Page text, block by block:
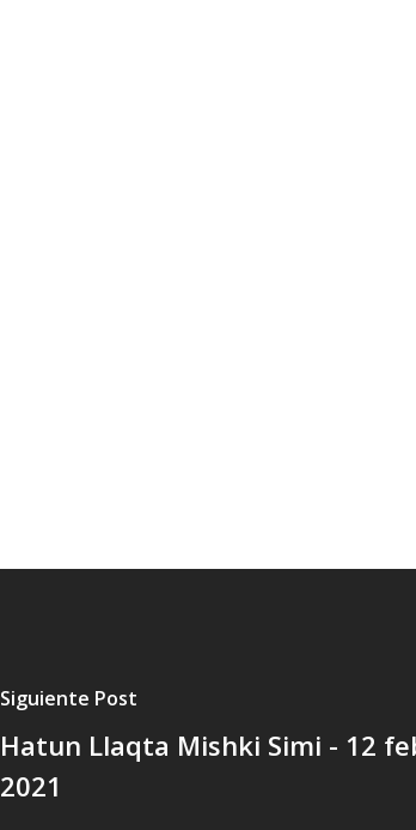
Siguiente Post
Hatun Llaqta Mishki Simi - 12
2021